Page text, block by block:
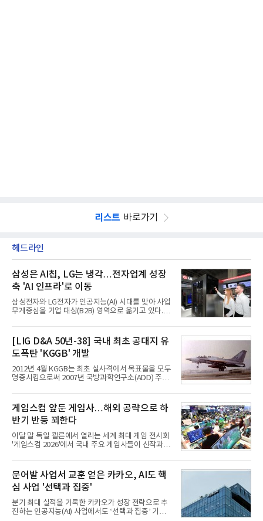
리스트 바로가기
헤드라인
삼성은 AI칩, LG는 냉각…전자업계 성장
축 'AI 인프라'로 이동
삼성전자와 LG전자가 인공지능(AI) 시대를 맞아 사업
무게중심을 기업 대상(B2B) 영역으로 옮기고 있다.
접어든 가운데 삼성전자는 AI 반도체를 중심으로 데
이터센터 생태계 공략을 강화하고 LG전자는 냉각솔
루션·전장·로봇 등 기업용 솔루션 사업 확대에 속도를
내고 있다.9일 업계에 따르면 LG전자는 2분기 생활가
전과 프리미엄 제품 경쟁력에 더해 B2B 사업 확대 효
과로 수익성을 방어한 반면 삼성전자는 디바이스경험
(DX) 부문의 TV·생활가전 수익성이 악화됐다. 대신 삼
사업 확대
[LIG D&A 50년-38] 국내 최초 공대지 유
도폭탄 'KGGB' 개발
2012년 4월 KGGB는 최초 실사격에서 목표물을 모두
명중시킴으로써 2007년 국방과학연구소(ADD) 주관
체로 참여했다. 체계개발에는 총 400여억 원의 개발
비와 62개월의 기간이 소요됐다. 한국형 GPS 유도폭
탄 KGGB(Korea GPS Guided Bomb)는 국내 최초
의 공대지 유도폭탄으로 2012년에 최종 전투용 적합
판정을 받았다.우리 공군이 운용하는 모든 전투기에
탑재할 수 있는 KGGB는 일반목적폭탄(General
Purpose Bomb)에 장착하여 운용토록 개발됐다.이
는 조종사가 휴대하는 명령통신장치(PDU, P
게임스컴 앞둔 게임사…해외 공략으로 하
반기 반등 꾀한다
이달 말 독일 쾰른에서 열리는 세계 최대 게임 전시회
'게임스컴 2026'에서 국내 주요 게임사들이 신작과 글
체별로 엇갈린 가운데 하반기 신작 흥행과 해외 시장
성과가 실적을 좌우할 핵심 변수로 떠오르고 있다.8일
업계에 따르면 올해 상반기 게임업계는 기업별 성적
표가 크게 갈렸다. 대표적으로 크래프톤은 'PUBG: 배
틀그라운드'의 안정적인 성장에 힘입어 상반기 연결
기준 매출 2조6616억원, 영업이익 9725억원으로 역
대 최대 실적을 기록했다. 엔씨도 올해 출시한 '아이온
문어발 사업서 교훈 얻은 카카오, AI도 핵
심 사업 '선택과 집중'
분기 최대 실적을 기록한 카카오가 성장 전략으로 추
진하는 인공지능(AI) 사업에서도 ‘선택과 집중’ 기조